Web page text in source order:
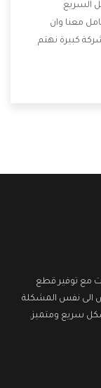
السريع
معنا وان
كبيرة نهتم
من أهم
مع توفير قطع
الى نفس المشكلة
سريع ومتميز.